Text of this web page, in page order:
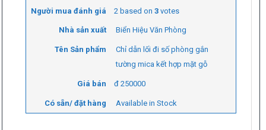
Người mua đánh giá 2 based on 3votes
Nhà sản xuất Biển Hiệu Văn Phòng
Tên Sản phẩm
Chỉ dẫn lối đi số phòng gắn
tường mica kết hợp mặt gỗ
Giá bán đ250000
Có sẵn/ đặt hàng Available in Stock